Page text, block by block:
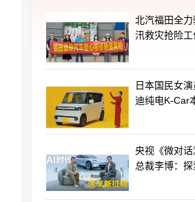
北汽福田全
汛救灾抢险工
日本国民女
迪纯电K-Car
央视《微对
总裁李博：探